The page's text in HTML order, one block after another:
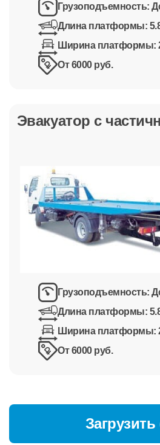
Грузоподъемность:
Длина платформы:
Ширина платформы:
От 6000 руб.
Эвакуатор с
Грузоподъемность:
Длина платформы:
Ширина платформы:
От 6000 руб.